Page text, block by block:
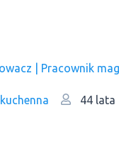
44 lata